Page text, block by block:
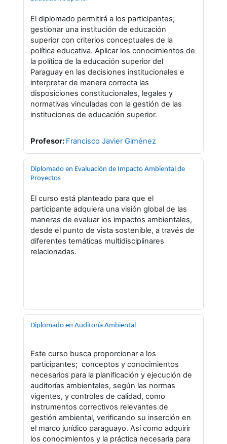
El diplomado permitirá a los participantes;
gestionar una institución de educación
superior con criterios conceptuales de la
política educativa. Aplicar los conocimientos de
la política de la educación superior del
Paraguay en las decisiones institucionales e
interpretar de manera correcta las
disposiciones constitucionales, legales y
normativas vinculadas con la gestión de las
instituciones de educación superior.
Profesor: Francisco Javier Giménez
Diplomado en Evaluación de Impacto Ambiental de
Proyectos
El curso está planteado para que el
participante adquiera una visión global de las
maneras de evaluar los impactos ambientales,
desde el punto de vista sostenible, a través de
diferentes temáticas multidisciplinares
relacionadas.
Diplomado en Auditoría Ambiental
Este curso busca proporcionar a los
participantes; conceptos y conocimientos
necesarios para la planificación y ejecución de
auditorías ambientales, según las normas
vigentes, y controles de calidad, como
instrumentos correctivos relevantes de
gestión ambiental, verificando su inserción en
el marco jurídico paraguayo. Así como adquirir
los conocimientos y la práctica necesaria para